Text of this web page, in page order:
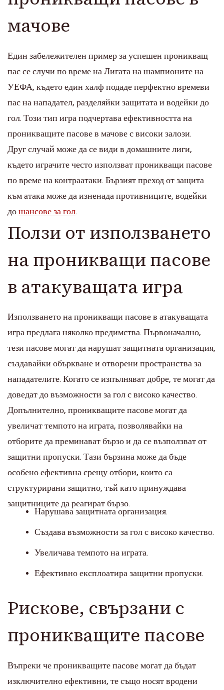
мачове
Един забележителен пример за успешен проникващ
пас се случи по време на Лигата на шампионите на
УЕФА, където един халф подаде перфектно времеви
пас на нападател, разделяйки защитата и водейки до
гол. Този тип игра подчертава ефективността на
проникващите пасове в мачове с високи залози.
Друг случай може да се види в домашните лиги,
където играчите често използват проникващи пасове
по време на контраатаки. Бързият преход от защита
към атака може да изненада противниците, водейки
до шансове за гол.
Ползи от използването
на проникващи пасове
в атакуващата игра
Използването на проникващи пасове в атакуващата
игра предлага няколко предимства. Първоначално,
тези пасове могат да нарушат защитната организация,
създавайки объркване и отворени пространства за
нападателите. Когато се изпълняват добре, те могат да
доведат до възможности за гол с високо качество.
Допълнително, проникващите пасове могат да
увеличат темпото на играта, позволявайки на
отборите да преминават бързо и да се възползват от
защитни пропуски. Тази бързина може да бъде
особено ефективна срещу отбори, които са
структурирани защитно, тъй като принуждава
защитниците да реагират бързо.
Нарушава защитната организация.
Създава възможности за гол с високо качество.
Увеличава темпото на играта.
Ефективно експлоатира защитни пропуски.
Рискове, свързани с
проникващите пасове
Въпреки че проникващите пасове могат да бъдат
изключително ефективни, те също носят вродени